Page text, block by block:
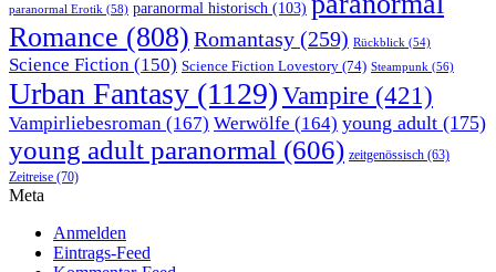
paranormal Erotik (58) paranormal historisch (103)
Romance (808) Romantasy (259) Rückblick (54)
Science Fiction (150) Science Fiction Lovestory (74) Steampunk (56)
Urban Fantasy (1129) Vampire (421)
Vampirliebesroman (167) Werwölfe (164) young adult (175)
young adult paranormal (606) zeitgenössisch (63)
Zeitreise (70)
Meta
Anmelden
Eintrags-Feed